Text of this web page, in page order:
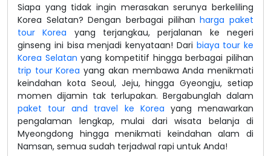
Siapa yang tidak ingin merasakan serunya berkeliling
Korea Selatan? Dengan berbagai pilihanharga paket
tour Korea yang terjangkau, perjalanan ke negeri
ginseng ini bisa menjadi kenyataan! Dari biaya tour ke
Korea Selatan yang kompetitif hingga berbagai pilihan
trip tour Korea yang akan membawa Anda menikmati
keindahan kota Seoul, Jeju, hingga Gyeongju, setiap
momen dijamin tak terlupakan. Bergabunglah dalam
paket tour and travel ke Korea yang menawarkan
pengalaman lengkap, mulai dari wisata belanja di
Myeongdong hingga menikmati keindahan alam di
Namsan, semua sudah terjadwal rapi untuk Anda!